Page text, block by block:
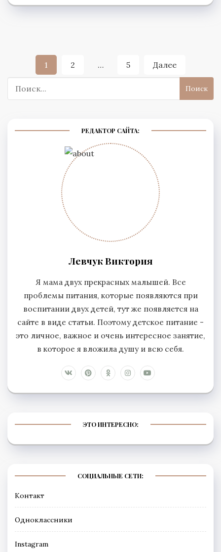
Навигация
по
записям
1 2 … 5
Далее
РЕДАКТОР САЙТА:
Левчук Виктория
Я мама двух прекрасных малышей. Все
проблемы питания, которые появляются при
воспитании двух детей, тут же появляется на
сайте в виде статьи. Поэтому детское питание -
это личное, важное и очень интересное занятие,
в которое я вложила душу и всю себя.
ЭТО ИНТЕРЕСНО:
СОЦИАЛЬНЫЕ СЕТИ:
Контакт
Одноклассники
Instagram